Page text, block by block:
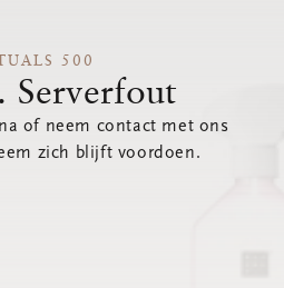
500
of neem contact met ons
zich blijft voordoen.